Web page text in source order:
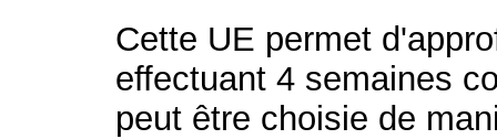
Cette UE permet
effectuant 4 semaines
peut être choisie de